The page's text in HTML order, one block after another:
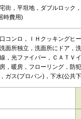
街，平坦地，ダブルロック
時費用)
コンロ，ＩＨクッキングヒ
面所独立，洗面所にドア，
，光ファイバー，ＣＡＴＶ
，暖房，フローリング，防
ガス(プロパン)，下水(公共